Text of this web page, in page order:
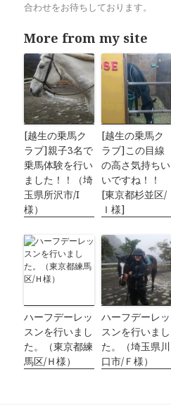
合わせをお待ちしております。
More from my site
[越生の乗馬ク
ラブ]親子3名で
乗馬体験を行い
ました！！（埼
玉県所沢市/I
様）
[越生の乗馬ク
ラブ]この目線
の高さ気持ちい
いですね！！
[東京都杉並区/
Ｉ様]
ハーフデーレッ
スンを行いまし
た。（東京都練
馬区/Ｈ様）
ハーフデーレッ
スンを行いまし
た。（埼玉県川
口市/Ｆ様）